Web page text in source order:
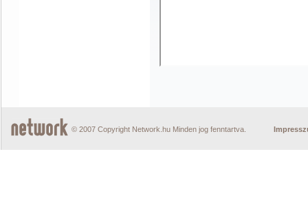
© 2007 Copyright Network.hu Minden jog fenntartva.